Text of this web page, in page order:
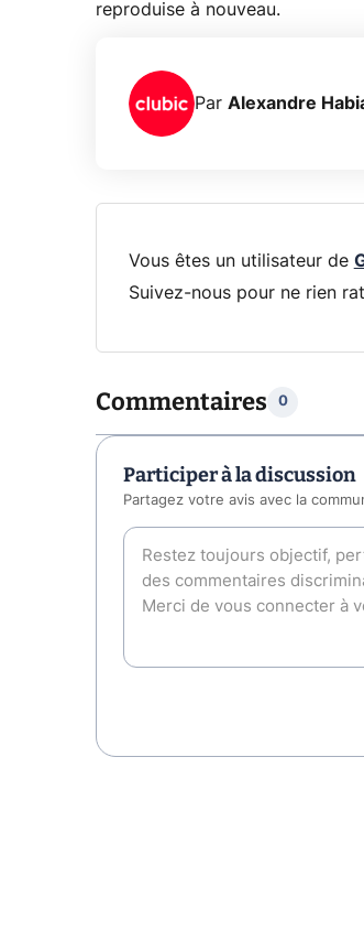
reproduise à nouveau.
Par Alexandre
Vous êtes un utilisateur de
Suivez-nous pour ne rien
Commentaires 0
Participer à la discussion
Partagez votre avis avec la